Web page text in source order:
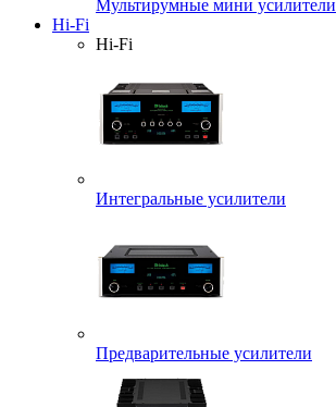
Мультирумные мини усилители
Hi-Fi
Hi-Fi
Интегральные усилители
Предварительные усилители